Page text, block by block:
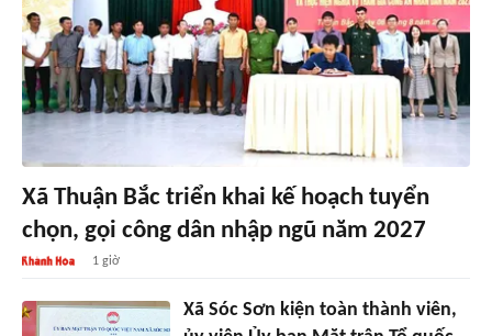
Xã Thuận Bắc triển khai kế hoạch tuyển
chọn, gọi công dân nhập ngũ năm 2027
1 giờ
Xã Sóc Sơn kiện toàn thành viên,